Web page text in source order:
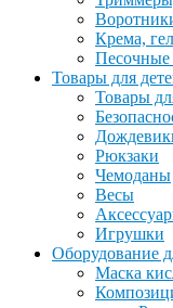
Крема,
Песочные
Товары для
Товары
Рюкзаки
Чемоданы
Весы
Игрушки
Оборудование
Маска